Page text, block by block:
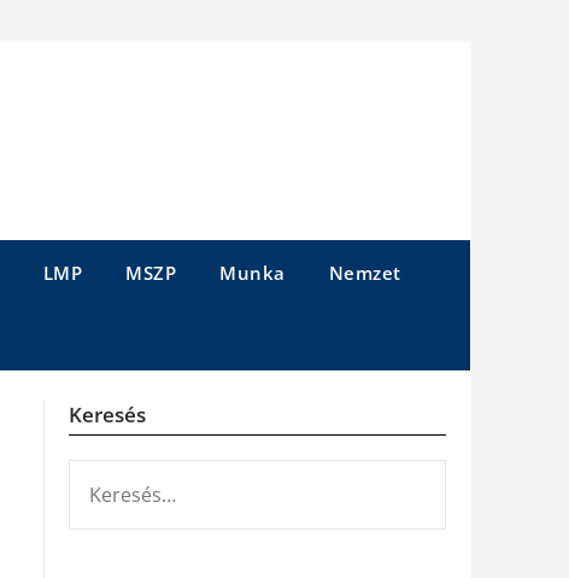
LMP MSZP Munka Nemzet
Keresés